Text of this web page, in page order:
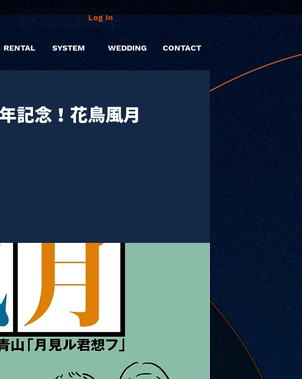
Log In
RENTAL SYSTEM WEDDING CONTACT
記念！花鳥風月